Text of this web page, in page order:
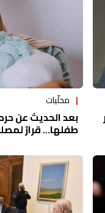
محلّيات
بعد الحديث عن
طفلها... قرارٌ
الشرعية الجعفرية